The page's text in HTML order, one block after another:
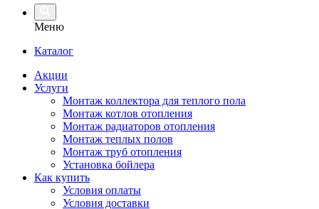
Меню
Каталог
Акции
Услуги
Монтаж коллектора для теплого пола
Монтаж котлов отопления
Монтаж радиаторов отопления
Монтаж теплых полов
Монтаж труб отопления
Установка бойлера
Как купить
Условия оплаты
Условия доставки